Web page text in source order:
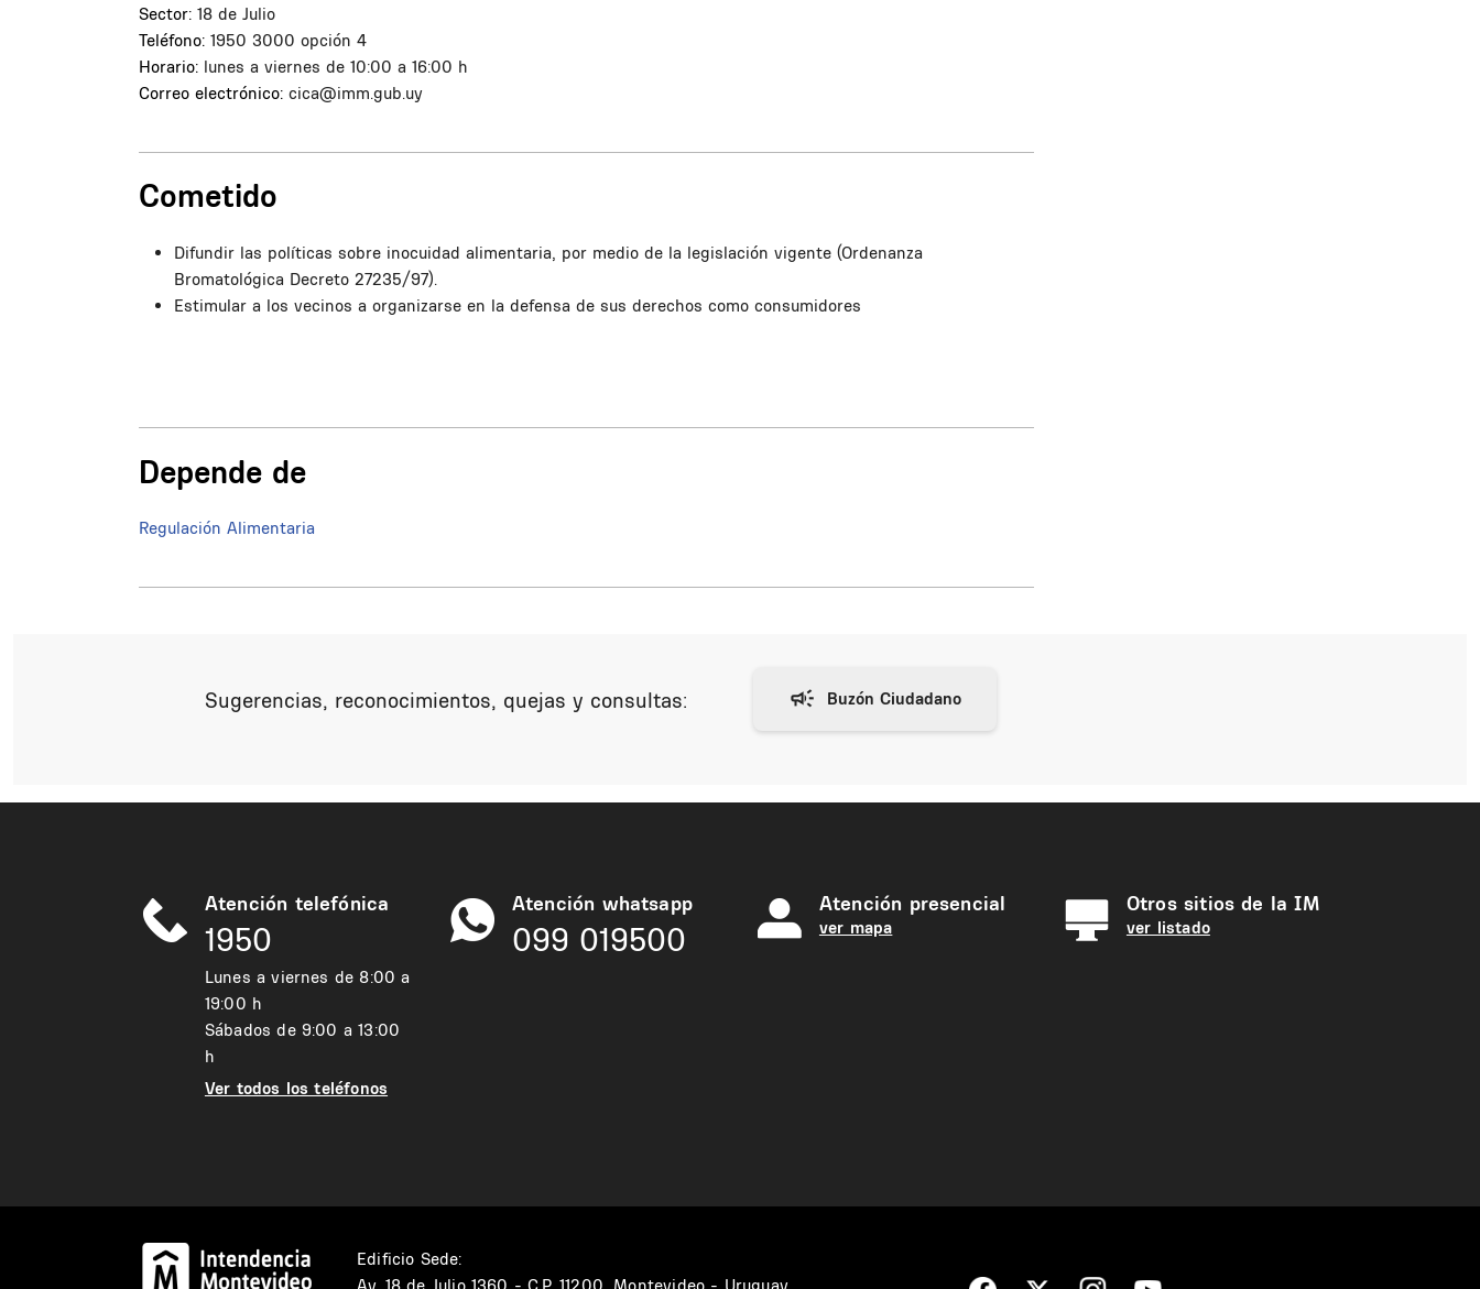
Sector: 18 de Julio
Teléfono: 1950 3000 opción 4
Horario: lunes a viernes de 10:00 a 16:00 h
Correo electrónico: cica@imm.gub.uy
Cometido
Difundir las políticas sobre inocuidad alimentaria, por medio de la legislación vigente (Ordenanza
Bromatológica Decreto 27235/97).
Estimular a los vecinos a organizarse en la defensa de sus derechos como consumidores
Depende de
Regulación Alimentaria
Sugerencias, reconocimientos, quejas y consultas:
Atención telefónica
1950
Lunes a viernes de 8:00 a
19:00 h
Sábados de 9:00 a 13:00
h
Ver todos los teléfonos
Atención whatsapp
099 019500
Atención presencial
ver mapa
Otros sitios de la IM
ver listado
Edificio Sede: